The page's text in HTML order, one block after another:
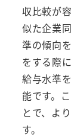
収比較が
似た企業
準の傾向
をする際
給与水準
能です。
とで、よ
す。